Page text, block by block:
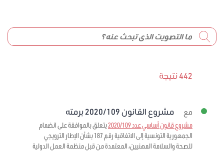
442 نتيجة
مع مشروع القانون 2020/109 برمته
مشروع قانون أساسي عدد 2020/109
يتعلق بالموافقة على انضمام
الجمهورية التونسية إلى الاتفاقية رقم 187 بشأن الإطار الترويجي
للصحة والسلامة المهنيين، المعتمدة من قبل منظمة العمل الدولية